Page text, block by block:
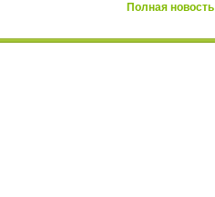
Полная новость